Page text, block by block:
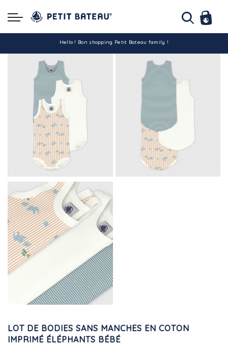
Hello ! Bon shopping Petit Bateau family !
La livraison est assurée partout en Tunisie !
-10% pour tout paiement par carte bancaire (hors promo)
LOT DE BODIES SANS MANCHES EN COTON
IMPRIMÉ ÉLÉPHANTS BÉBÉ